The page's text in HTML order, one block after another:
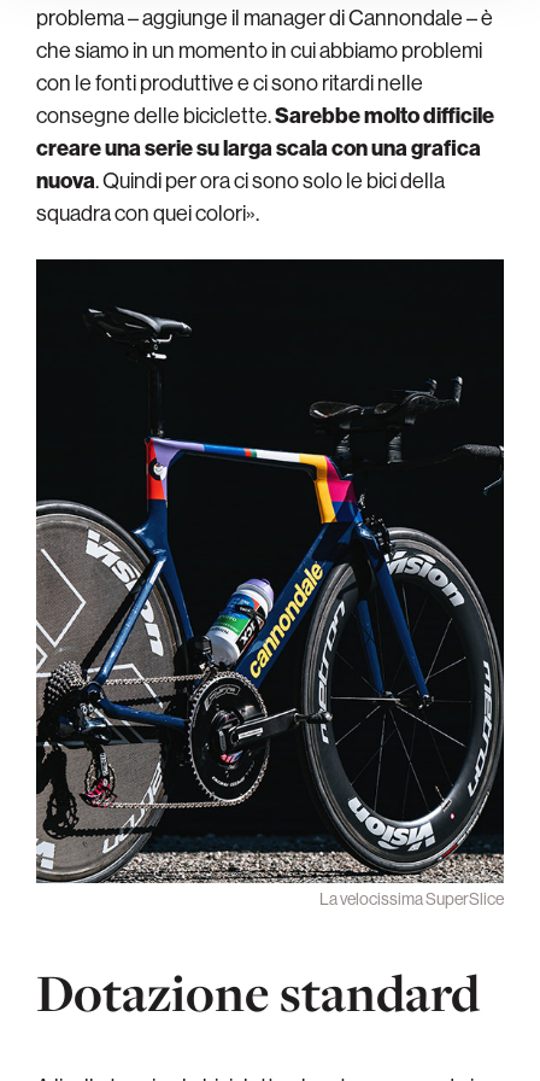
problema – aggiunge il manager di Cannondale – è
che siamo in un momento in cui abbiamo problemi
con le fonti produttive e ci sono ritardi nelle
consegne delle biciclette.Sarebbe molto difficile
creare una serie su larga scala con una grafica
nuova. Quindi per ora ci sono solo le bici della
squadra con quei colori».
La velocissima SuperSlice
Dotazione standard